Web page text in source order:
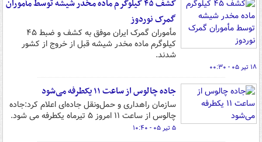
کشف ۴۵ کیلوگرم ماده مخدر شیشه توسط مأموران
گمرک نوردوز
مأموران گمرک ایران موفق به کشف و ضبط ۴۵
کیلوگرم ماده مخدر شیشه قبل از خروج از کشور
شدند.
۱۸ تیر ۰۵ - ۰۰:۳۰
جاده چالوس از ساعت ۱۱ یکطرفه می‌شود
سازمان راهداری و حمل‌ونقل جاده‌ای اعلام کرد:‌جاده
چالوس از ساعت ۱۱ امروز ۵ تیرماه یکطرفه می شود.
۵ تیر ۰۵ - ۱۰:۴۰